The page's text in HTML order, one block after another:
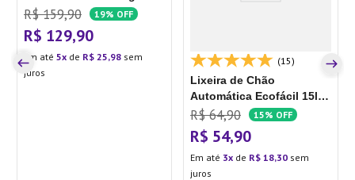
Sanremo
R$ 159,90 19% OFF
R$ 129,90
Em até 5 de R$ 25,98 sem
juros
(15)
Lixeira de Chão
Automática Ecofácil 15l
Preta - Arthi
R$ 64,90 15% OFF
R$ 54,90
Em até 3 de R$ 18,30 sem
juros